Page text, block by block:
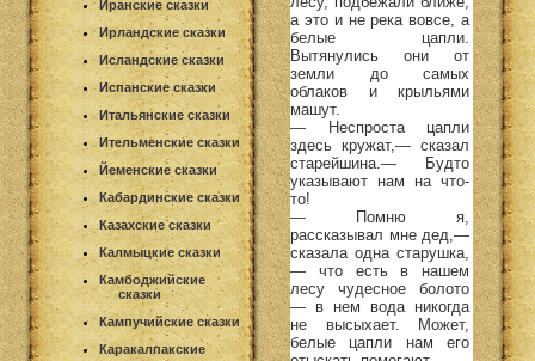
Иранские сказки
Ирландские сказки
Исландские сказки
Испанские сказки
Итальянские сказки
Ительменские сказки
Йеменские сказки
Кабардинские сказки
Казахские сказки
Калмыцкие сказки
Камбоджийские
сказки
Кампучийские сказки
Каракалпакские
а это и не река вовсе, а
белые цапли.
Вытянулись они от
земли до самых
облаков и крыльями
машут.
— Неспроста цапли
здесь кружат,— сказал
старейшина.— Будто
указывают нам на что-
то!
— Помню я,
рассказывал мне дед,—
сказала одна старушка,
— что есть в нашем
лесу чудесное болото
— в нем вода никогда
не высыхает. Может,
белые цапли нам его